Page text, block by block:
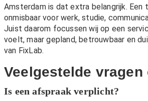
Amsterdam is dat extra belangrijk. Een
onmisbaar voor werk, studie,
Juist daarom focussen wij op een
voelt, maar gepland, betrouwbaar en
van FixLab.
Veelgestelde vragen
Is een afspraak verplicht?